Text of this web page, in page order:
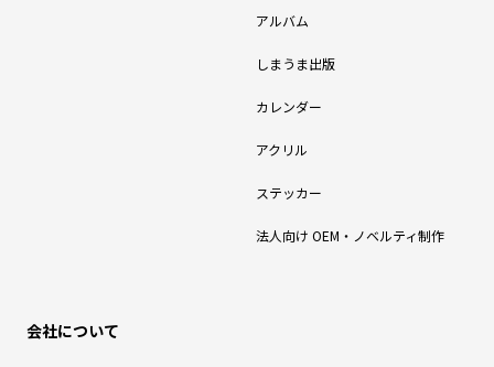
アルバム
しまうま出版
カレンダー
アクリル
ステッカー
法人向け OEM・ノベルティ制作
会社について